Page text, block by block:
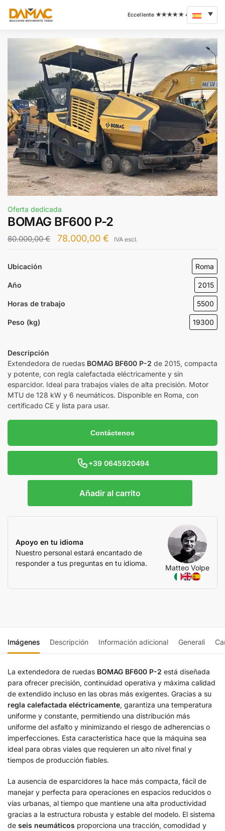
Oferta dedicada
BOMAG BF600 P-2
80.000,00€ 78.000,00 € IVA escl.
Ubicación Roma
Año 2015
Horas de trabajo 5500
Peso (kg) 19300
Descripción
Extendedora de ruedas BOMAG BF600 P-2 de 2015, compacta
y potente, con regla calefactada eléctricamente y sin
esparcidor. Ideal para trabajos viales de alta precisión. Motor
MTU de 128 kW y 6 neumáticos. Disponible en Roma, con
certificado CE y lista para usar.
Contáctenos
+39 0645920494
Añadir al carrito
Apoyo en tu idioma
Nuestro personal estará encantado de
responder a tus preguntas en tu idioma.
Matteo Volpe
Imágenes Descripción Información adicional Generali
La extendedora de ruedas BOMAG BF600 P-2 está diseñada
para ofrecer precisión, continuidad operativa y máxima calidad
de extendido incluso en las obras más exigentes. Gracias a su
regla calefactada eléctricamente, garantiza una temperatura
uniforme y constante, permitiendo una distribución más
uniforme del asfalto y minimizando el riesgo de adherencias o
imperfecciones. Esta característica hace que la máquina sea
ideal para obras viales que requieren un alto nivel final y
tiempos de producción fiables.
La ausencia de esparcidores la hace más compacta, fácil de
manejar y perfecta para operaciones en espacios reducidos o
vías urbanas, al tiempo que mantiene una alta productividad
gracias a la estructura robusta y estable del modelo. El sistema
de seis neumáticos proporciona una tracción, comodidad y